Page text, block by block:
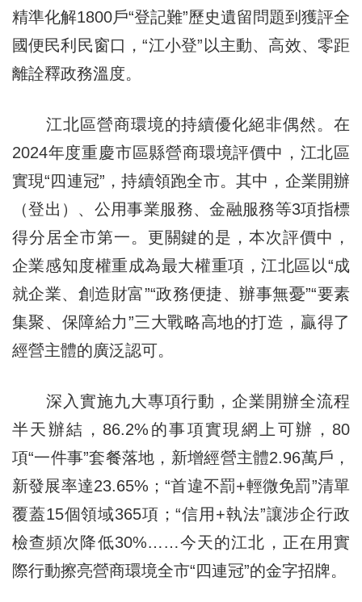
精準化解1800戶“登記難”歷史遺留問題到獲評全
國便民利民窗口，“江小登”以主動、高效、零距
離詮釋政務溫度。
江北區營商環境的持續優化絕非偶然。在
2024年度重慶市區縣營商環境評價中，江北區
實現“四連冠”，持續領跑全市。其中，企業開辦
（登出）、公用事業服務、金融服務等3項指標
得分居全市第一。更關鍵的是，本次評價中，
企業感知度權重成為最大權重項，江北區以“成
就企業、創造財富”“政務便捷、辦事無憂”“要素
集聚、保障給力”三大戰略高地的打造，贏得了
經營主體的廣泛認可。
深入實施九大專項行動，企業開辦全流程
半天辦結，86.2%的事項實現網上可辦，80
項“一件事”套餐落地，新增經營主體2.96萬戶，
新發展率達23.65%；“首違不罰+輕微免罰”清單
覆蓋15個領域365項；“信用+執法”讓涉企行政
檢查頻次降低30%……今天的江北，正在用實
際行動擦亮營商環境全市“四連冠”的金字招牌。